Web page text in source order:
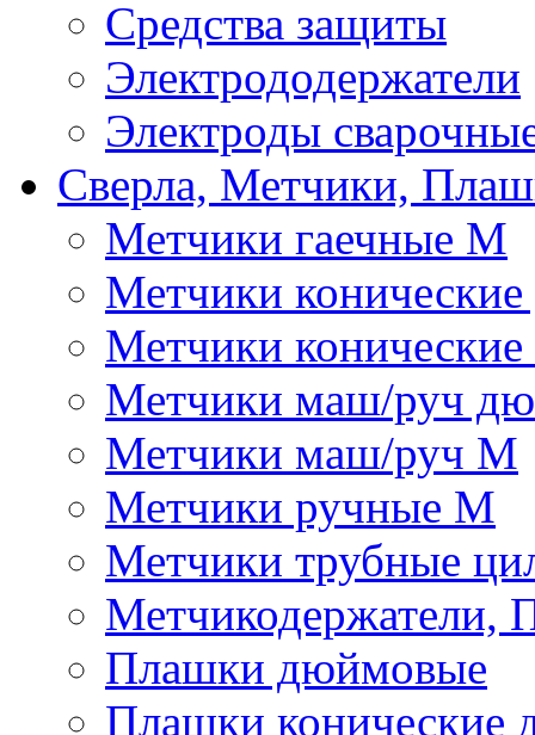
Средства защиты
Электрододержатели
Электроды
Сверла, Метчики,
Метчики гаечные М
Метчики
Метчики
Метчики маш/руч
Метчики маш/руч М
Метчики ручные М
Метчики трубные
Метчикодержатели,
Плашки дюймовые
Плашки